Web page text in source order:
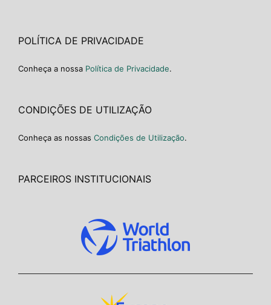
POLÍTICA DE PRIVACIDADE
Conheça a nossa Política de Privacidade.
CONDIÇÕES DE UTILIZAÇÃO
Conheça as nossas Condições de Utilização.
PARCEIROS INSTITUCIONAIS